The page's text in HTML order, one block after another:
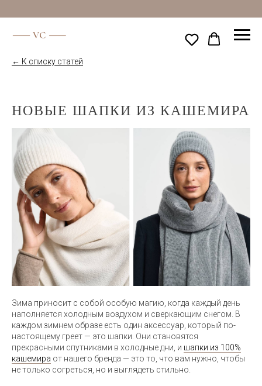
← К списку статей
НОВЫЕ ШАПКИ ИЗ КАШЕМИРА
Зима приносит с собой особую магию, когда каждый день
наполняется холодным воздухом и сверкающим снегом. В
каждом зимнем образе есть один аксессуар, который по-
настоящему греет — это шапки. Они становятся
прекрасными спутниками в холодные дни, и шапки из 100%
кашемира от нашего бренда — это то, что вам нужно, чтобы
не только согреться, но и выглядеть стильно.